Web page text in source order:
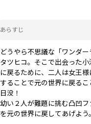
あらすじ
どうやら不思議な「ワンダ
タツヒコ。そこで出会った
に戻るために、二人は女王
することで元の世界に戻る
日没！
幼い２人が難題に挑む凸凹
を元の世界に戻してあげよう。